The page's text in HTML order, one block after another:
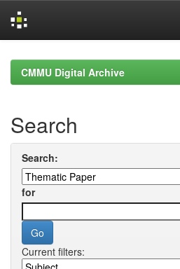
navigationCMMU Digital Archive
Search
Search:
for
Current filters: